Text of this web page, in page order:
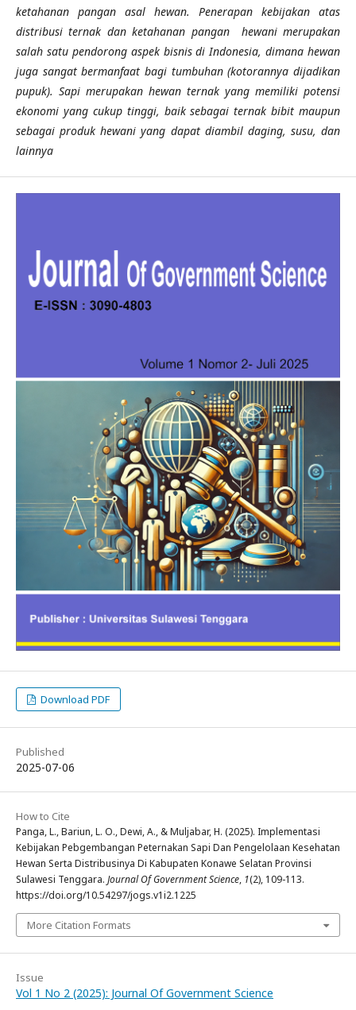
ketahanan pangan asal hewan. Penerapan kebijakan atas
distribusi ternak dan ketahanan pangan hewani merupakan
salah satu pendorong aspek bisnis di Indonesia, dimana hewan
juga sangat bermanfaat bagi tumbuhan (kotorannya dijadikan
pupuk). Sapi merupakan hewan ternak yang memiliki potensi
ekonomi yang cukup tinggi, baik sebagai ternak bibit maupun
sebagai produk hewani yang dapat diambil daging, susu, dan
lainnya
Download PDF
Published
2025-07-06
How to Cite
Panga, L., Bariun, L. O., Dewi, A., & Muljabar, H. (2025). Implementasi
Kebijakan Pebgembangan Peternakan Sapi Dan Pengelolaan Kesehatan
Hewan Serta Distribusinya Di Kabupaten Konawe Selatan Provinsi
Sulawesi Tenggara. Journal Of Government Science, 1(2), 109-113.
https://doi.org/10.54297/jogs.v1i2.1225
More Citation Formats
Issue
Vol 1 No 2 (2025): Journal Of Government Science